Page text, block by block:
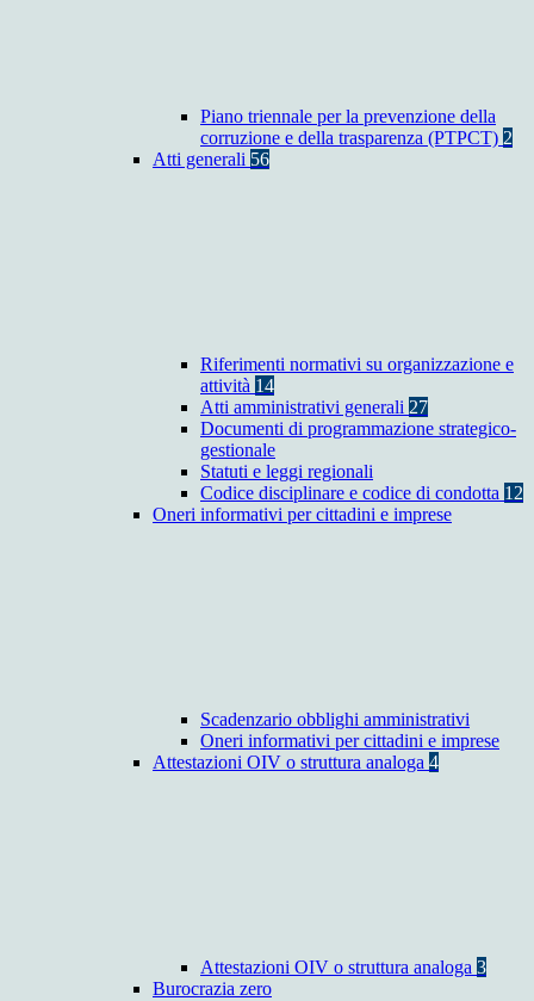
Piano triennale per la prevenzione della
corruzione e della trasparenza (PTPCT) 2
Atti generali 56
Riferimenti normativi su organizzazione e
attività 14
Atti amministrativi generali 27
Documenti di programmazione strategico-
gestionale
Statuti e leggi regionali
Codice disciplinare e codice di condotta 12
Oneri informativi per cittadini e imprese
Scadenzario obblighi amministrativi
Oneri informativi per cittadini e imprese
Attestazioni OIV o struttura analoga 4
Attestazioni OIV o struttura analoga 3
Burocrazia zero